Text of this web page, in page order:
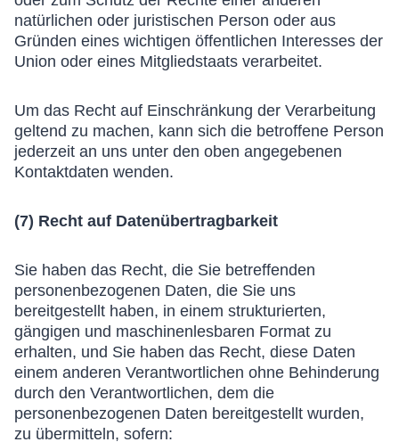
natürlichen oder juristischen Person oder aus
Gründen eines wichtigen öffentlichen Interesses der
Union oder eines Mitgliedstaats verarbeitet.
Um das Recht auf Einschränkung der Verarbeitung
geltend zu machen, kann sich die betroffene Person
jederzeit an uns unter den oben angegebenen
Kontaktdaten wenden.
(7) Recht auf Datenübertragbarkeit
Sie haben das Recht, die Sie betreffenden
personenbezogenen Daten, die Sie uns
bereitgestellt haben, in einem strukturierten,
gängigen und maschinenlesbaren Format zu
erhalten, und Sie haben das Recht, diese Daten
einem anderen Verantwortlichen ohne Behinderung
durch den Verantwortlichen, dem die
personenbezogenen Daten bereitgestellt wurden,
zu übermitteln, sofern: